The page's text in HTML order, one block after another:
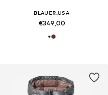
BLAUER.USA
€349,00